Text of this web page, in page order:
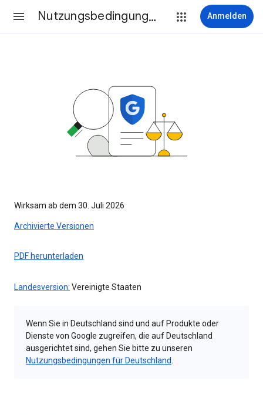
Nutzungsbedingungen Anmelden
Wirksam ab dem 30. Juli 2026
Archivierte Versionen
PDF herunterladen
Landesversion: Vereinigte Staaten
Wenn Sie in Deutschland sind und auf Produkte oder
Dienste von Google zugreifen, die auf Deutschland
ausgerichtet sind, gehen Sie bitte zu unseren
Nutzungsbedingungen für Deutschland